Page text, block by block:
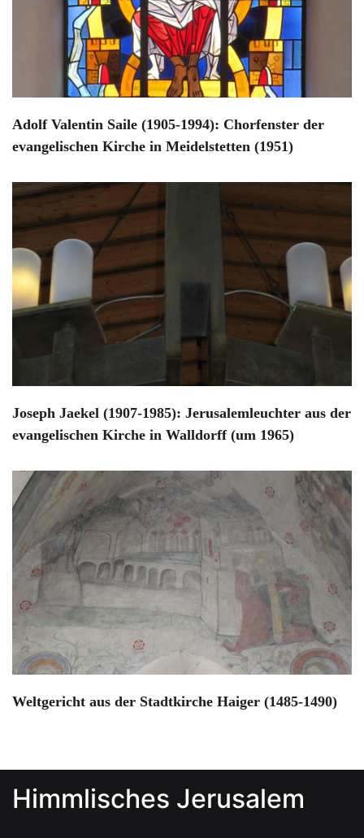
Adolf Valentin Saile (1905-1994): Chorfenster der
evangelischen Kirche in Meidelstetten (1951)
Joseph Jaekel (1907-1985): Jerusalemleuchter aus der
evangelischen Kirche in Walldorff (um 1965)
Weltgericht aus der Stadtkirche Haiger (1485-1490)
Himmlisches Jerusalem